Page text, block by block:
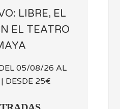
LIBRE, EL
EL TEATRO
05/08/26 AL
DESDE 25€